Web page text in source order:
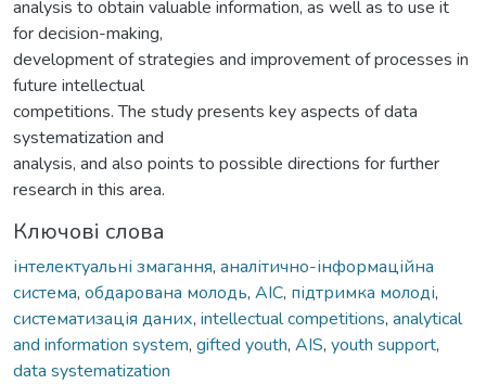
analysis to obtain valuable information, as well as to use it
for decision-making,
development of strategies and improvement of processes in
future intellectual
competitions. The study presents key aspects of data
systematization and
analysis, and also points to possible directions for further
research in this area.
Ключові слова
інтелектуальні змагання, аналітично-інформаційна
система, обдарована молодь, АІС, підтримка молоді,
систематизація даних, intellectual competitions, analytical
and information system, gifted youth, AIS, youth support,
data systematization